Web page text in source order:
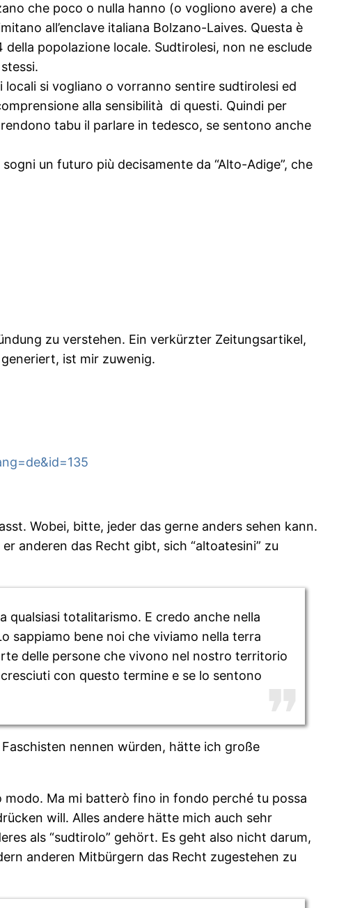
che poco o nulla hanno (o vogliono avere) a che
all’enclave italiana Bolzano-Laives. Questa è
della popolazione locale. Sudtirolesi, non ne esclude
si vogliano o vorranno sentire sudtirolesi ed
alla sensibilità di questi. Quindi per
tabu il parlare in tedesco, se sentono anche
un futuro più decisamente da “Alto-Adige”, che
zu verstehen. Ein verkürzter Zeitungsartikel,
ist mir zuwenig.
Wobei, bitte, jeder das gerne anders sehen kann.
anderen das Recht gibt, sich “altoatesini” zu
qualsiasi totalitarismo. E credo anche nella
sappiamo bene noi che viviamo nella terra
delle persone che vivono nel nostro territorio
con questo termine e se lo sentono
nennen würden, hätte ich große
modo. Ma mi batterò fino in fondo perché tu possa
will. Alles andere hätte mich auch sehr
als “sudtirolo” gehört. Es geht also nicht darum,
anderen Mitbürgern das Recht zugestehen zu